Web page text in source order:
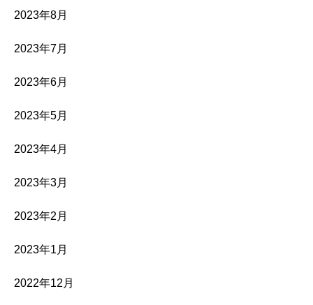
2023年8月
2023年7月
2023年6月
2023年5月
2023年4月
2023年3月
2023年2月
2023年1月
2022年12月